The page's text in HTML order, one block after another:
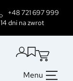
+48 721 697 999
14 dni na zwrot
Menu